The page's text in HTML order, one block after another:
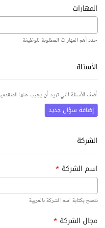
المهارات
حدد أهم المهارات المطلوبة للوظيفة
الأسئلة
أضف الأسئلة التي تريد أن يجيب عنها
إضافة سؤال جديد
الشركة
اسم الشركة *
ننصح بكتابة اسم الشركة بالعربية
مجال الشركة *